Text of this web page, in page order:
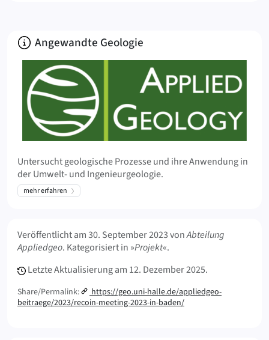
Über
Angewandte Geologie
Untersucht geologische Prozesse und ihre Anwendung in
der Umwelt- und Ingenieurgeologie.
mehr erfahren
Veröffentlicht am30. September 2023vonAbteilung
Appliedgeo. Kategorisiert in »Projekt«.
Letzte Aktualisierung am 12. Dezember 2025.
Share/Permalink:
https://geo.uni-halle.de/appliedgeo-
beitraege/2023/recoin-meeting-2023-in-baden/